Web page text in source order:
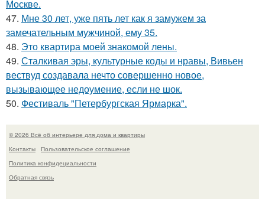
Москве.
47. Мне 30 лет, уже пять лет как я замужем за
замечательным мужчиной, ему 35.
48. Это квартира моей знакомой лены.
49. Сталкивая эры, культурные коды и нравы, Вивьен
вествуд создавала нечто совершенно новое,
вызывающее недоумение, если не шок.
50. Фестиваль "Петербургская Ярмарка".
© 2026 Всё об интерьере для дома и квартиры
Контакты
Пользовательское соглашение
Политика конфидециальности
Обратная связь